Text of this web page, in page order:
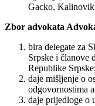
Gacko,
Zbor advokata
bira delegate za
Srpske i članove
Republike Srpske;
daje mišljenje o
odgovornostima
daje prijedloge o